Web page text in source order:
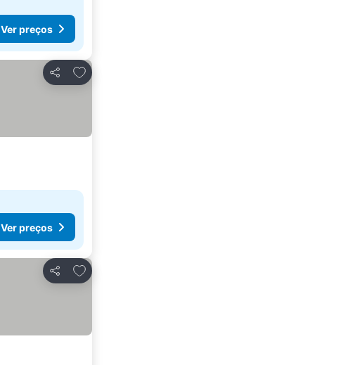
Ver preços
Partilhar
Adicionar aos favoritos
Ver preços
Partilhar
Adicionar aos favoritos